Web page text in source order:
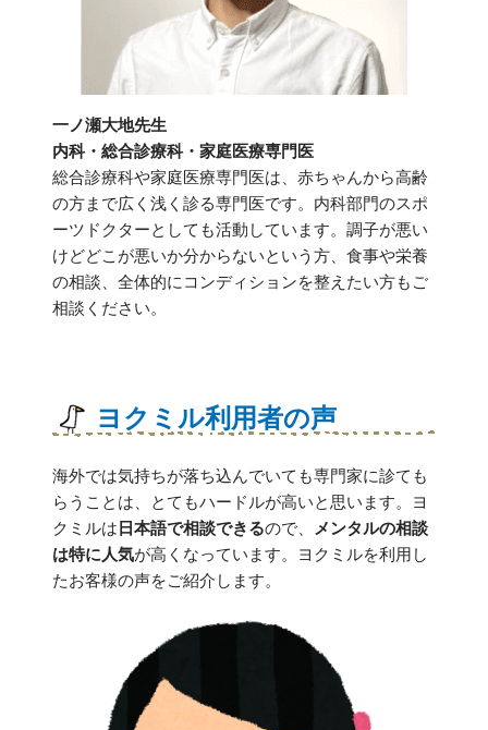
一ノ瀬大地先生
内科・総合診療科・家庭医療専門医
総合診療科や家庭医療専門医は、赤ちゃんから高齢
の方まで広く浅く診る専門医です。内科部門のスポ
ーツドクターとしても活動しています。調子が悪い
けどどこが悪いか分からないという方、食事や栄養
の相談、全体的にコンディションを整えたい方もご
相談ください。
ヨクミル利用者の声
海外では気持ちが落ち込んでいても専門家に診ても
らうことは、とてもハードルが高いと思います。ヨ
クミルは 日本語で相談できるので、
メンタルの相談
は特に人気が高くなっています。ヨクミルを利用し
たお客様の声をご紹介します。